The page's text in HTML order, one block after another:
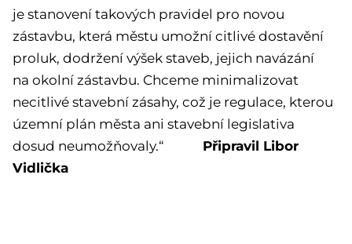
je stanovení takových pravidel pro novou
zástavbu, která městu umožní citlivé dostavění
proluk, dodržení výšek staveb, jejich navázání
na okolní zástavbu. Chceme minimalizovat
necitlivé stavební zásahy, což je regulace, kterou
územní plán města ani stavební legislativa
dosud neumožňovaly.“
Připravil Libor
Vidlička